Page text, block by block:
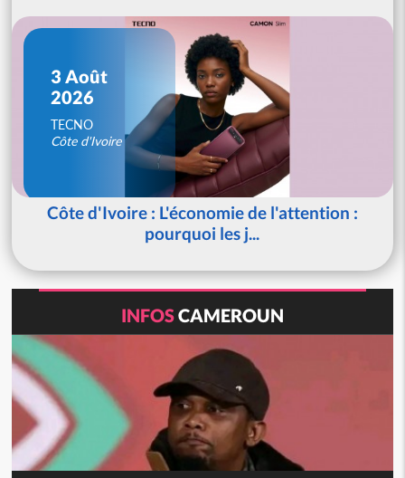
3 Août
2026
TECNO
Côte d'Ivoire
Côte d'Ivoire : L'économie de l'attention :
pourquoi les j...
INFOSCAMEROUN